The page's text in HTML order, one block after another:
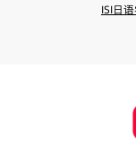
ISI日